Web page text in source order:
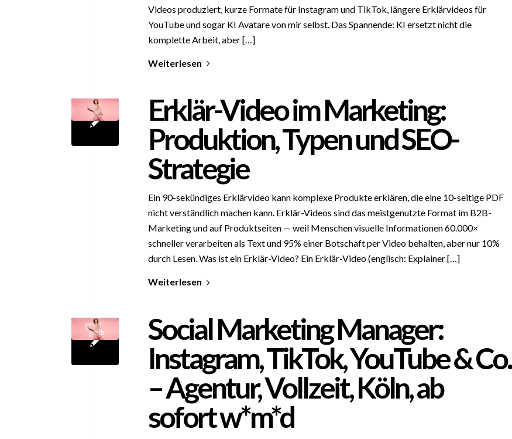
Videos produziert, kurze Formate für Instagram und TikTok, längere Erklärvideos für
YouTube und sogar KI Avatare von mir selbst. Das Spannende: KI ersetzt nicht die
komplette Arbeit, aber […]
Weiterlesen
Erklär-Video im Marketing:
Produktion, Typen und SEO-
Strategie
Ein 90-sekündiges Erklärvideo kann komplexe Produkte erklären, die eine 10-seitige PDF
nicht verständlich machen kann. Erklär-Videos sind das meistgenutzte Format im B2B-
Marketing und auf Produktseiten — weil Menschen visuelle Informationen 60.000×
schneller verarbeiten als Text und 95% einer Botschaft per Video behalten, aber nur 10%
durch Lesen. Was ist ein Erklär-Video? Ein Erklär-Video (englisch: Explainer […]
Weiterlesen
Social Marketing Manager:
Instagram, TikTok, YouTube & Co.
– Agentur, Vollzeit, Köln, ab
sofort w*m*d